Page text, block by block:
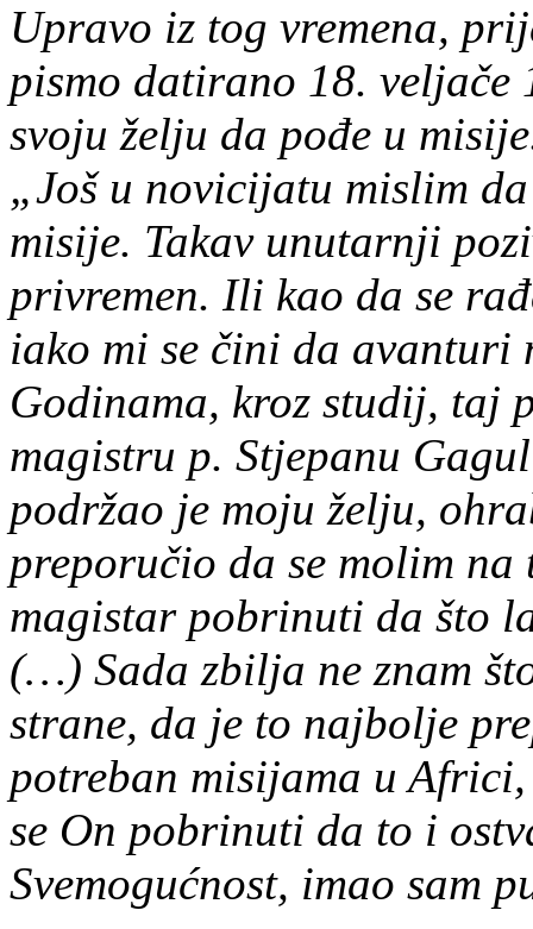
Upravo iz tog vremena,
pismo datirano 18.
svoju želju da pođe u
„Još u novicijatu mislim
misije. Takav unutarnji
privremen. Ili kao da se
iako mi se čini da avanturi
Godinama, kroz studij, taj
magistru p. Stjepanu
podržao je moju želju,
preporučio da se molim na
magistar pobrinuti da što
(…) Sada zbilja ne znam
strane, da je to najbolje
potreban misijama u
se On pobrinuti da to i
Svemogućnost, imao sam